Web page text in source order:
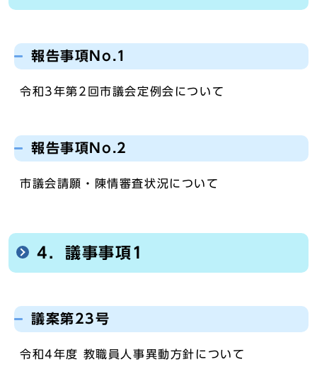
報告事項No.1
令和3年第2回市議会定例会について
報告事項No.2
市議会請願・陳情審査状況について
4．議事事項1
議案第23号
令和4年度 教職員人事異動方針について